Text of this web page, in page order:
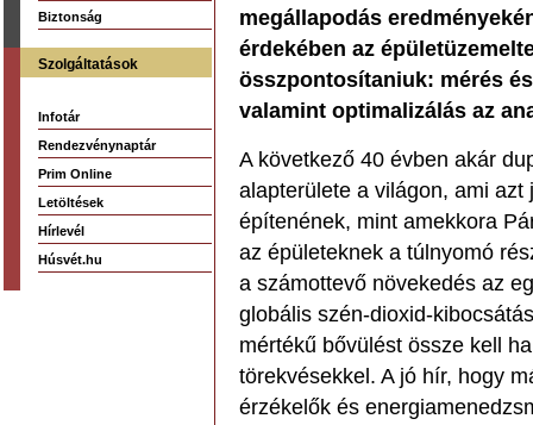
Biztonság
Szolgáltatások
Infotár
Rendezvénynaptár
Prim Online
Letöltések
Hírlevél
Húsvét.hu
megállapodás
érdekében az
összpontosítaniuk: mérés
valamint optimalizálás az
A következő 40 évben akár
alapterülete a világon, ami
építenének, mint amekkora
az épületeknek a túlnyomó
a számottevő növekedés az
globális szén-dioxid-
mértékű bővülést össze kell
törekvésekkel. A jó hír, hogy
érzékelők és